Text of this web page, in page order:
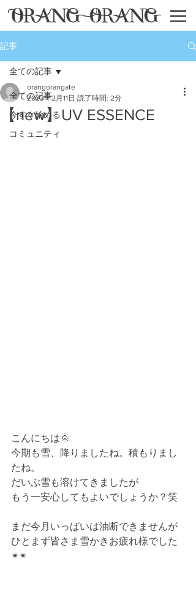
記事
全ての記事
今すぐ始める
コミュニティ
全ての記事
【new】UV ESSENCE
orangorangate
2023年2月11日 読了時間: 2分
こんにちは🌞
今期も雪、降りましたね。積もりまし
たね。
だいぶ雪も溶けてきましたが
もう一安心してもよいでしょうか？笑
まだ今月いっぱいは油断できませんが
ひとまず皆さま雪かきお疲れ様でした
✴︎✴︎